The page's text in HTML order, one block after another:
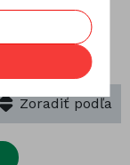
Zoradiť podľa